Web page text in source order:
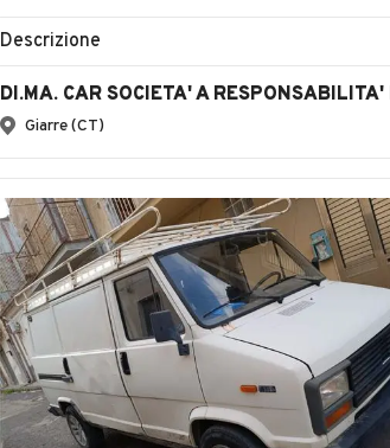
Descrizione
Giarre (CT)